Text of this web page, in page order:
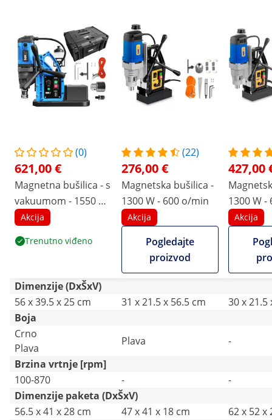
(0)
621,00 €
Magnetna bušilica - s
vakuumom - 1550 W
- 870 o/min -
bušenja 13/35 mm
Akcija
Trenutno viđeno
(22)
276,00 €
Magnetska bušilica -
1300 W - 600 o/min
Akcija
Pogledajte
proizvod
427,00
1300 W -
Weldon
Akcija
Dimenzije (DxŠxV)
56 x 39.5 x 25 cm
31 x 21.5 x 56.5 cm
30 x 21.5
Boja
Crno
Plava
Plava
-
Brzina vrtnje [rpm]
100-870
-
-
Dimenzije paketa (DxŠxV)
56.5 x 41 x 28 cm
47 x 41 x 18 cm
62 x 52 x